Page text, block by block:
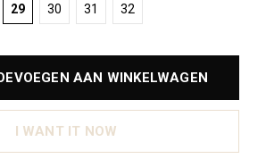
29 30 31 32
AAN WINKELWAGEN
I WANT IT NOW